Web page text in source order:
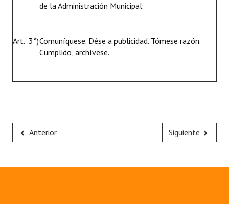
de la Administración Municipal.
Art. 3°)Comuníquese. Dése a publicidad. Tómese razón.
Cumplido, archívese.
Anterior Siguiente